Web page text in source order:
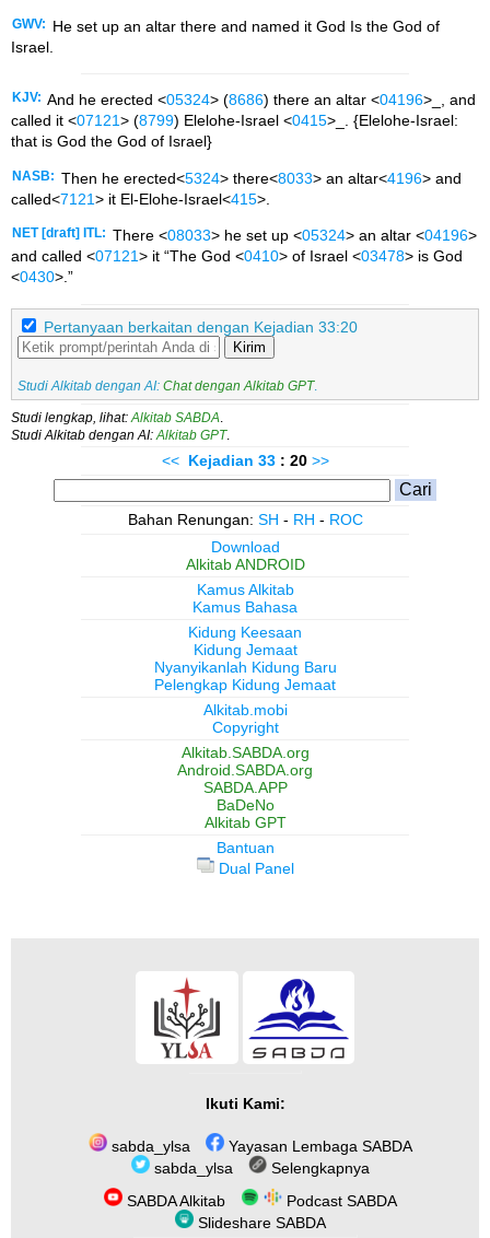
GWV:
He set up an altar there and named it God Is the God of
Israel.
KJV: And he erected <05324> (8686) there an altar <04196>_, and
called it <07121> (8799) Elelohe-Israel <0415>_. {Elelohe-Israel:
that is God the God of Israel}
NASB: Then he erected<5324> there<8033> an altar<4196> and
called<7121> it El-Elohe-Israel<415>.
NET [draft] ITL: There <08033> he set up <05324> an altar <04196>
and called <07121> it “The God <0410> of Israel <03478> is God
<0430>.”
Pertanyaan berkaitan dengan Kejadian 33:20
Kirim
Studi Alkitab dengan AI: Chat dengan Alkitab GPT.
Studi lengkap, lihat: Alkitab SABDA
Studi Alkitab dengan AI: Alkitab GPT.
<< Kejadian 33 : 20 >>
Bahan Renungan: SH - RH - ROC
Download
Alkitab ANDROID
Kamus Alkitab
Kamus Bahasa
Kidung Keesaan
Kidung Jemaat
Nyanyikanlah Kidung Baru
Pelengkap Kidung Jemaat
Alkitab.mobi
Copyright
Alkitab.SABDA.org
Android.SABDA.org
SABDA.APP
BaDeNo
Alkitab GPT
Bantuan
Dual Panel
Ikuti Kami:
sabda_ylsa
Yayasan Lembaga SABDA
sabda_ylsa
Selengkapnya
SABDA Alkitab
Podcast SABDA
Slideshare SABDA